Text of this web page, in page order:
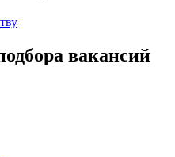
вакансий